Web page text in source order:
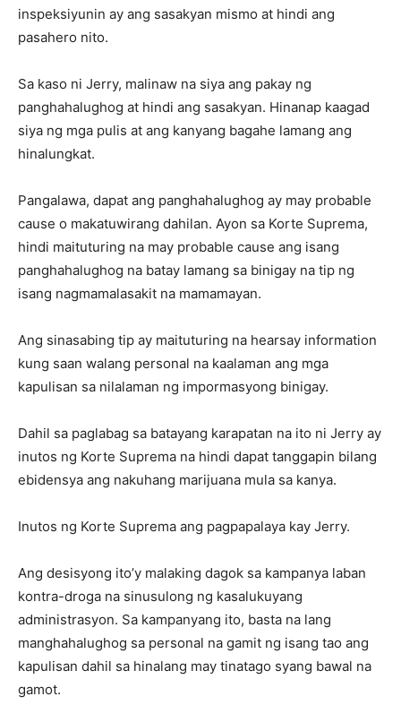
inspeksiyunin ay ang sasakyan mismo at hindi ang
pasahero nito.
Sa kaso ni Jerry, malinaw na siya ang pakay ng
panghahalughog at hindi ang sasakyan. Hinanap kaagad
siya ng mga pulis at ang kanyang bagahe lamang ang
hinalungkat.
Pangalawa, dapat ang panghahalughog ay may probable
cause o makatuwirang dahilan. Ayon sa Korte Suprema,
hindi maituturing na may probable cause ang isang
panghahalughog na batay lamang sa binigay na tip ng
isang nagmamalasakit na mamamayan.
Ang sinasabing tip ay maituturing na hearsay information
kung saan walang personal na kaalaman ang mga
kapulisan sa nilalaman ng impormasyong binigay.
Dahil sa paglabag sa batayang karapatan na ito ni Jerry ay
inutos ng Korte Suprema na hindi dapat tanggapin bilang
ebidensya ang nakuhang marijuana mula sa kanya.
Inutos ng Korte Suprema ang pagpapalaya kay Jerry.
Ang desisyong ito’y malaking dagok sa kampanya laban
kontra-droga na sinusulong ng kasalukuyang
administrasyon. Sa kampanyang ito, basta na lang
manghahalughog sa personal na gamit ng isang tao ang
kapulisan dahil sa hinalang may tinatago syang bawal na
gamot.